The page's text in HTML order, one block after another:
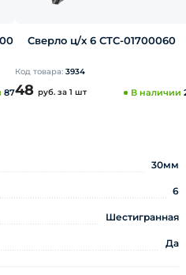
87
Сверло ц/х 6 СTC-01700060
Код товара: 3934
48 руб. за 1 шт В наличии
30мм
6
Шестигранная
Да